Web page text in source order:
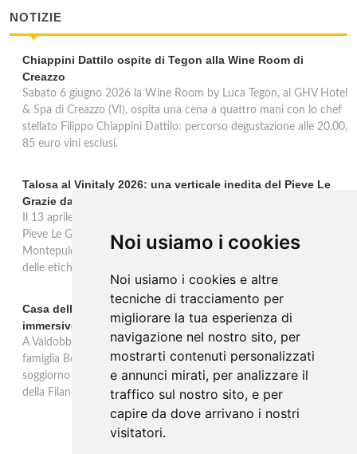
Noi usiamo i cookies
Noi usiamo i cookies e altre
tecniche di tracciamento per
migliorare la tua esperienza di
navigazione nel nostro sito, per
mostrarti contenuti personalizzati
e annunci mirati, per analizzare il
traffico sul nostro sito, e per
capire da dove arrivano i nostri
visitatori.
NOTIZIE
Chiappini Dattilo ospite di Tegon alla Wine Room di
Creazzo
Sabato 6 giugno 2026 la Wine Room by Luca Tegon, al GHV Hotel
& Spa di Creazzo (VI), ospita una cena a quattro mani con lo chef
stellato Filippo Chiappini Dattilo: percorso degustazione alle 20.00,
85 euro vini esclusi.
Talosa al Vinitaly 2026: una verticale inedita del Pieve Le
Grazie dal 2016 al 2020
Il 13 aprile 2026 al Vinitaly, Talosa presenta la verticale inedita del
Pieve Le Grazie: cinque annate dal 2016 al 2020 del Nobile di
Montepulciano a 95 punti Vinous, per ripercorrere la genesi di una
delle etichette iconiche di Montepulciano.
Casa dell'Artista: a Valdobbiadene apre il soggiorno
immersivo tra arte e vino di Bortolomiol
A Valdobbiadene, nel cuore delle colline Patrimonio Unesco, la
famiglia Bortolomiol apre al pubblico la Casa dell'Artista: un
soggiorno immersivo tra arte, natura e vino all'interno del Parco
della Filandetta Art and Wine Farm.